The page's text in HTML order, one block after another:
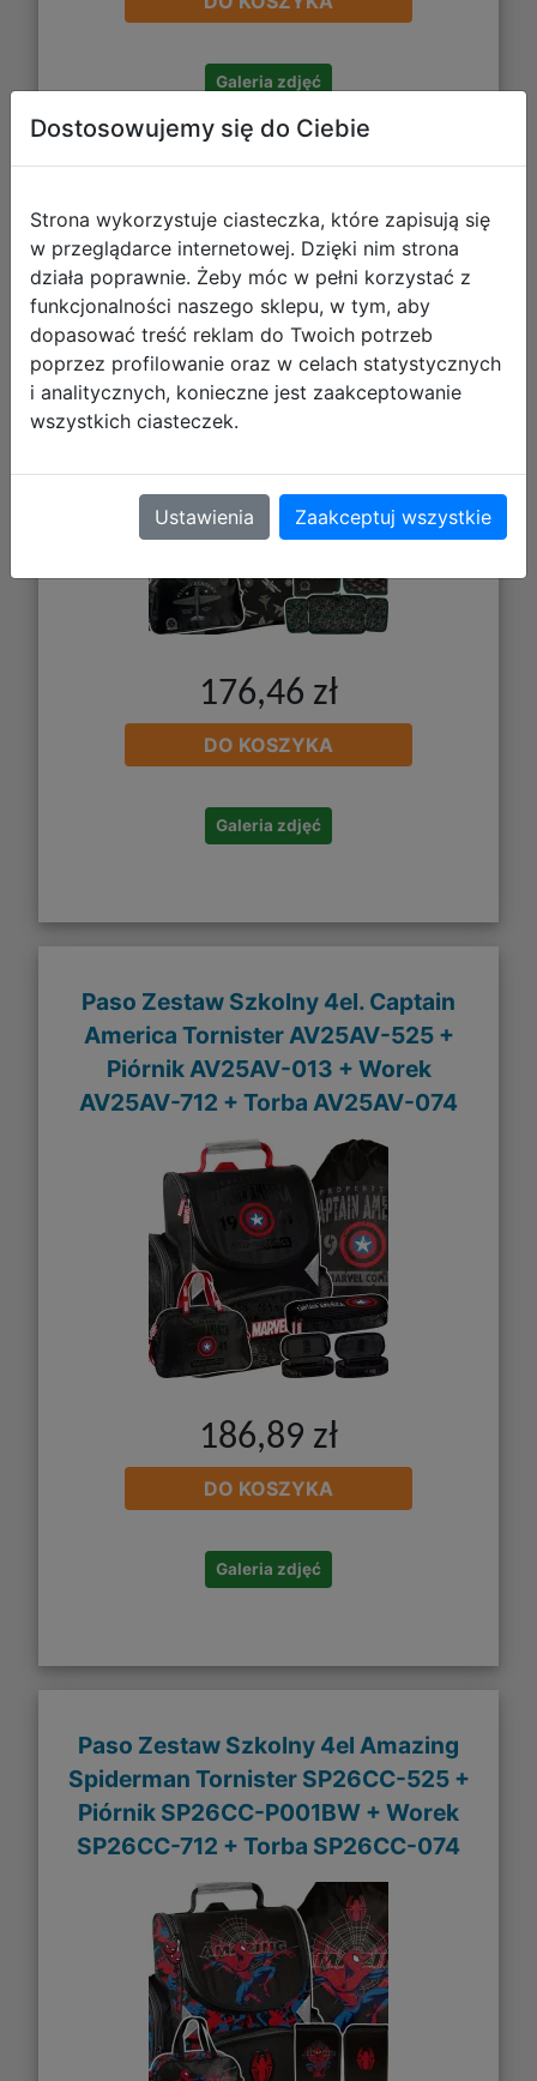
Galeria zdjęć
Paso Zestaw Szkolny 4el. Samolot
Tornister PP25MP-525 + Piórnik
PP25MP-P001BW + Worek PP25MP-
712 + Torba PP25MP-074
176,46 zł
DO KOSZYKA
Galeria zdjęć
Paso Zestaw Szkolny 4el. Captain
America Tornister AV25AV-525 +
Piórnik AV25AV-013 + Worek
AV25AV-712 + Torba AV25AV-074
186,89 zł
DO KOSZYKA
Galeria zdjęć
Paso Zestaw Szkolny 4el Amazing
Spiderman Tornister SP26CC-525 +
Piórnik SP26CC-P001BW + Worek
SP26CC-712 + Torba SP26CC-074
Dostosowujemy się do Ciebie
Strona wykorzystuje ciasteczka, które zapisują się
w przeglądarce internetowej. Dzięki nim strona
działa poprawnie. Żeby móc w pełni korzystać z
funkcjonalności naszego sklepu, w tym, aby
dopasować treść reklam do Twoich potrzeb
poprzez profilowanie oraz w celach statystycznych
i analitycznych, konieczne jest zaakceptowanie
wszystkich ciasteczek.
Ustawienia Zaakceptuj wszystkie